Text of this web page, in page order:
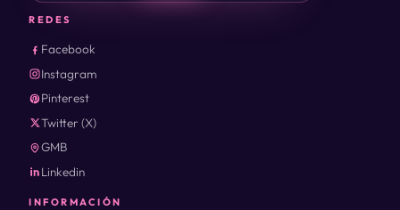
REDES
Facebook
Instagram
Pinterest
Twitter (X)
GMB
Linkedin
INFORMACIÓN